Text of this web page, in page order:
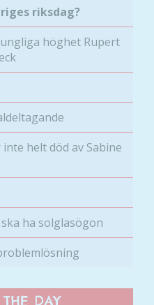
riksdag?
höghet Rupert
helt död av Sabine
ha solglasögon
DAY
Nödvändiga
går inte att
välja bort. De
behövs för
att hemsidan
taget ska